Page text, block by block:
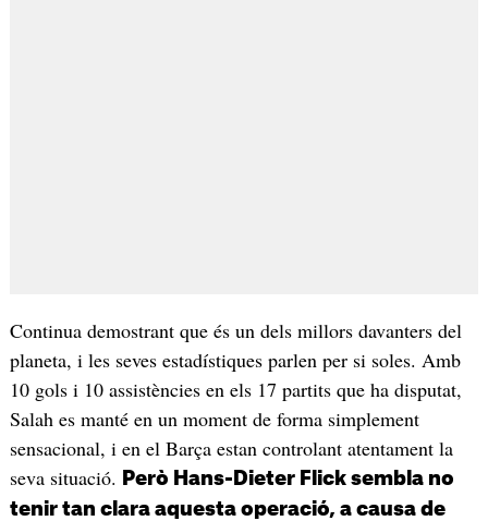
Continua demostrant que és un dels millors davanters del
planeta, i les seves estadístiques parlen per si soles. Amb
10 gols i 10 assistències en els 17 partits que ha disputat,
Salah es manté en un moment de forma simplement
sensacional, i en el Barça estan controlant atentament la
seva situació.
Però Hans-Dieter Flick sembla no
tenir tan clara aquesta operació, a causa de